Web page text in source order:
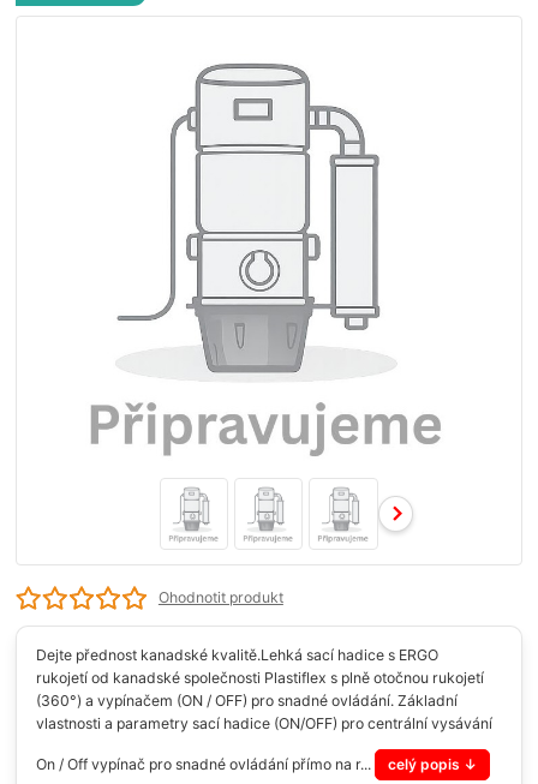
Ohodnotit produkt
Dejte přednost kanadské kvalitě.Lehká sací hadice s ERGO
rukojetí od kanadské společnosti Plastiflex s plně otočnou rukojetí
(360°) a vypínačem (ON / OFF) pro snadné ovládání. Základní
vlastnosti a parametry sací hadice (ON/OFF) pro centrální vysávání
On / Off vypínač pro snadné ovládání přímo na r... celý popis